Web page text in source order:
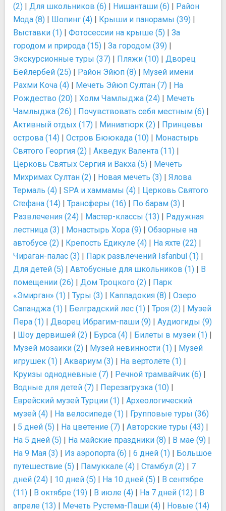
(2) | Для школьников (6) | Нишанташи (6) | Район
Мода (8) | Шопинг (4) | Крыши и панорамы (39) |
Выставки (1) | Фотосессии на крыше (5) | За
городом и природа (15) | За городом (39) |
Экскурсионные туры (37) | Пляжи (10) | Дворец
Бейлербей (25) | Район Эйюп (8) | Музей имени
Рахми Коча (4) | Мечеть Эйюп Султан (7) | На
Рождество (20) | Холм Чамлыджа (24) | Мечеть
Чамлыджа (26) | Почувствовать себя местным (6) |
Активный отдых (17) | Миниатюрк (2) | Принцевы
острова (14) | Остров Бююкада (10) | Монастырь
Святого Георгия (2) | Акведук Валента (11) |
Церковь Святых Сергия и Вакха (5) | Мечеть
Михримах Султан (2) | Новая мечеть (3) | Ялова
Термаль (4) | SPA и хаммамы (4) | Церковь Святого
Стефана (14) | Трансферы (16) | По барам (3) |
Развлечения (24) | Мастер-классы (13) | Радужная
лестница (3) | Монастырь Хора (9) | Обзорные на
автобусе (2) | Крепость Едикуле (4) | На яхте (22) |
Чираган-палас (3) | Парк развлечений Isfanbul (1) |
Для детей (5) | Автобусные для школьников (1) | В
помещении (26) | Дом Троцкого (2) | Парк
«Эмирган» (1) | Туры (3) | Каппадокия (8) | Озеро
Сапанджа (1) | Белградский лес (1) | Троя (2) | Музей
Пера (1) | Дворец Ибрагим-паши (9) | Аудиогиды (9)
| Шоу дервишей (2) | Бурса (4) | Билеты в музеи (1) |
Музей мозаики (2) | Музей невинности (1) | Музей
игрушек (1) | Аквариум (3) | На вертолёте (1) |
Круизы однодневные (7) | Речной трамвайчик (6) |
Водные для детей (7) | Перезагрузка (10) |
Еврейский музей Турции (1) | Археологический
музей (4) | На велосипеде (1) | Групповые туры (36)
| 5 дней (5) | На цветение (7) | Авторские туры (43) |
На 5 дней (5) | На майские праздники (8) | В мае (9) |
На 9 Мая (3) | Из аэропорта (6) | 6 дней (1) | Большое
путешествие (5) | Памуккале (4) | Стамбул (2) | 7
дней (24) | 10 дней (5) | На 10 дней (5) | В сентябре
(11) | В октябре (19) | В июле (4) | На 7 дней (12) | В
апреле (13) | Мечеть Рустема-Паши (4) | Новые (14)